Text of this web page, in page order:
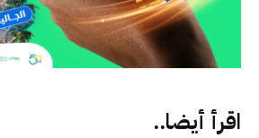
اقرأ أيضا..